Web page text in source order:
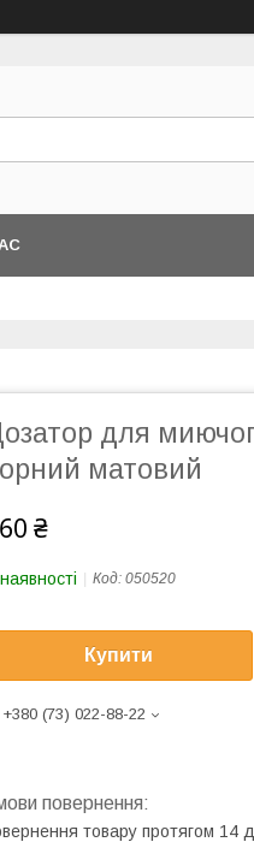
для
матовий
₴
Код: 050520
Купити
+380 (73) 022-88-22
товару протягом 14